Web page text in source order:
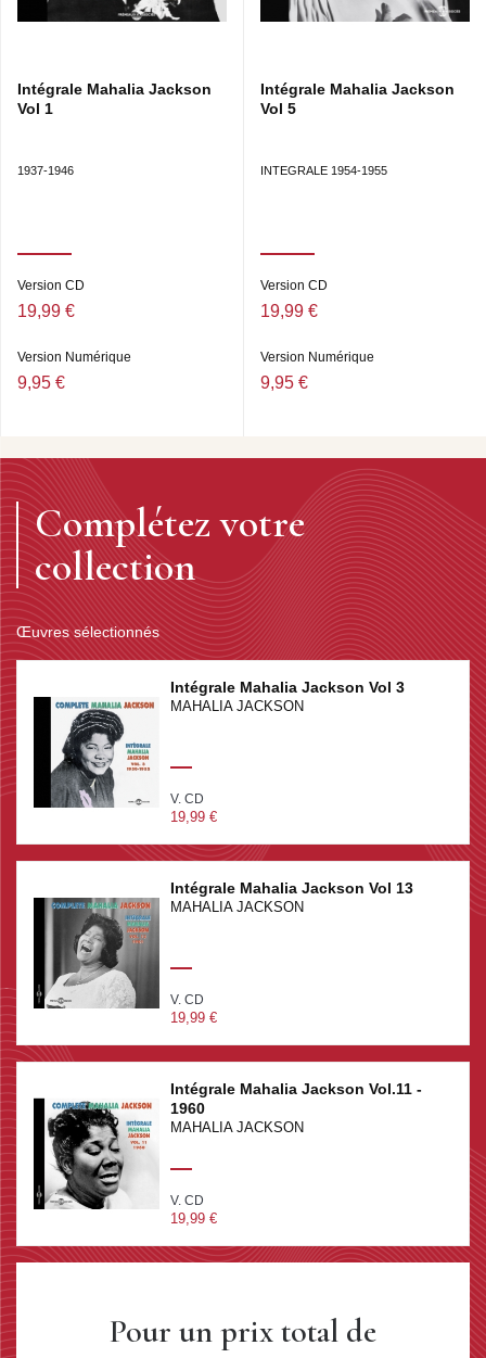
Intégrale Mahalia Jackson
Vol 1
1937-1946
Version CD
19,99 €
Version Numérique
9,95 €
Intégrale Mahalia Jackson
Vol 5
INTEGRALE 1954-1955
Version CD
19,99 €
Version Numérique
9,95 €
Complétez votre
collection
Œuvres sélectionnés
Intégrale Mahalia Jackson Vol 3
MAHALIA JACKSON
V. CD
19,99 €
Intégrale Mahalia Jackson Vol 13
MAHALIA JACKSON
V. CD
19,99 €
Intégrale Mahalia Jackson Vol.11 -
1960
MAHALIA JACKSON
V. CD
19,99 €
Pour un prix total de